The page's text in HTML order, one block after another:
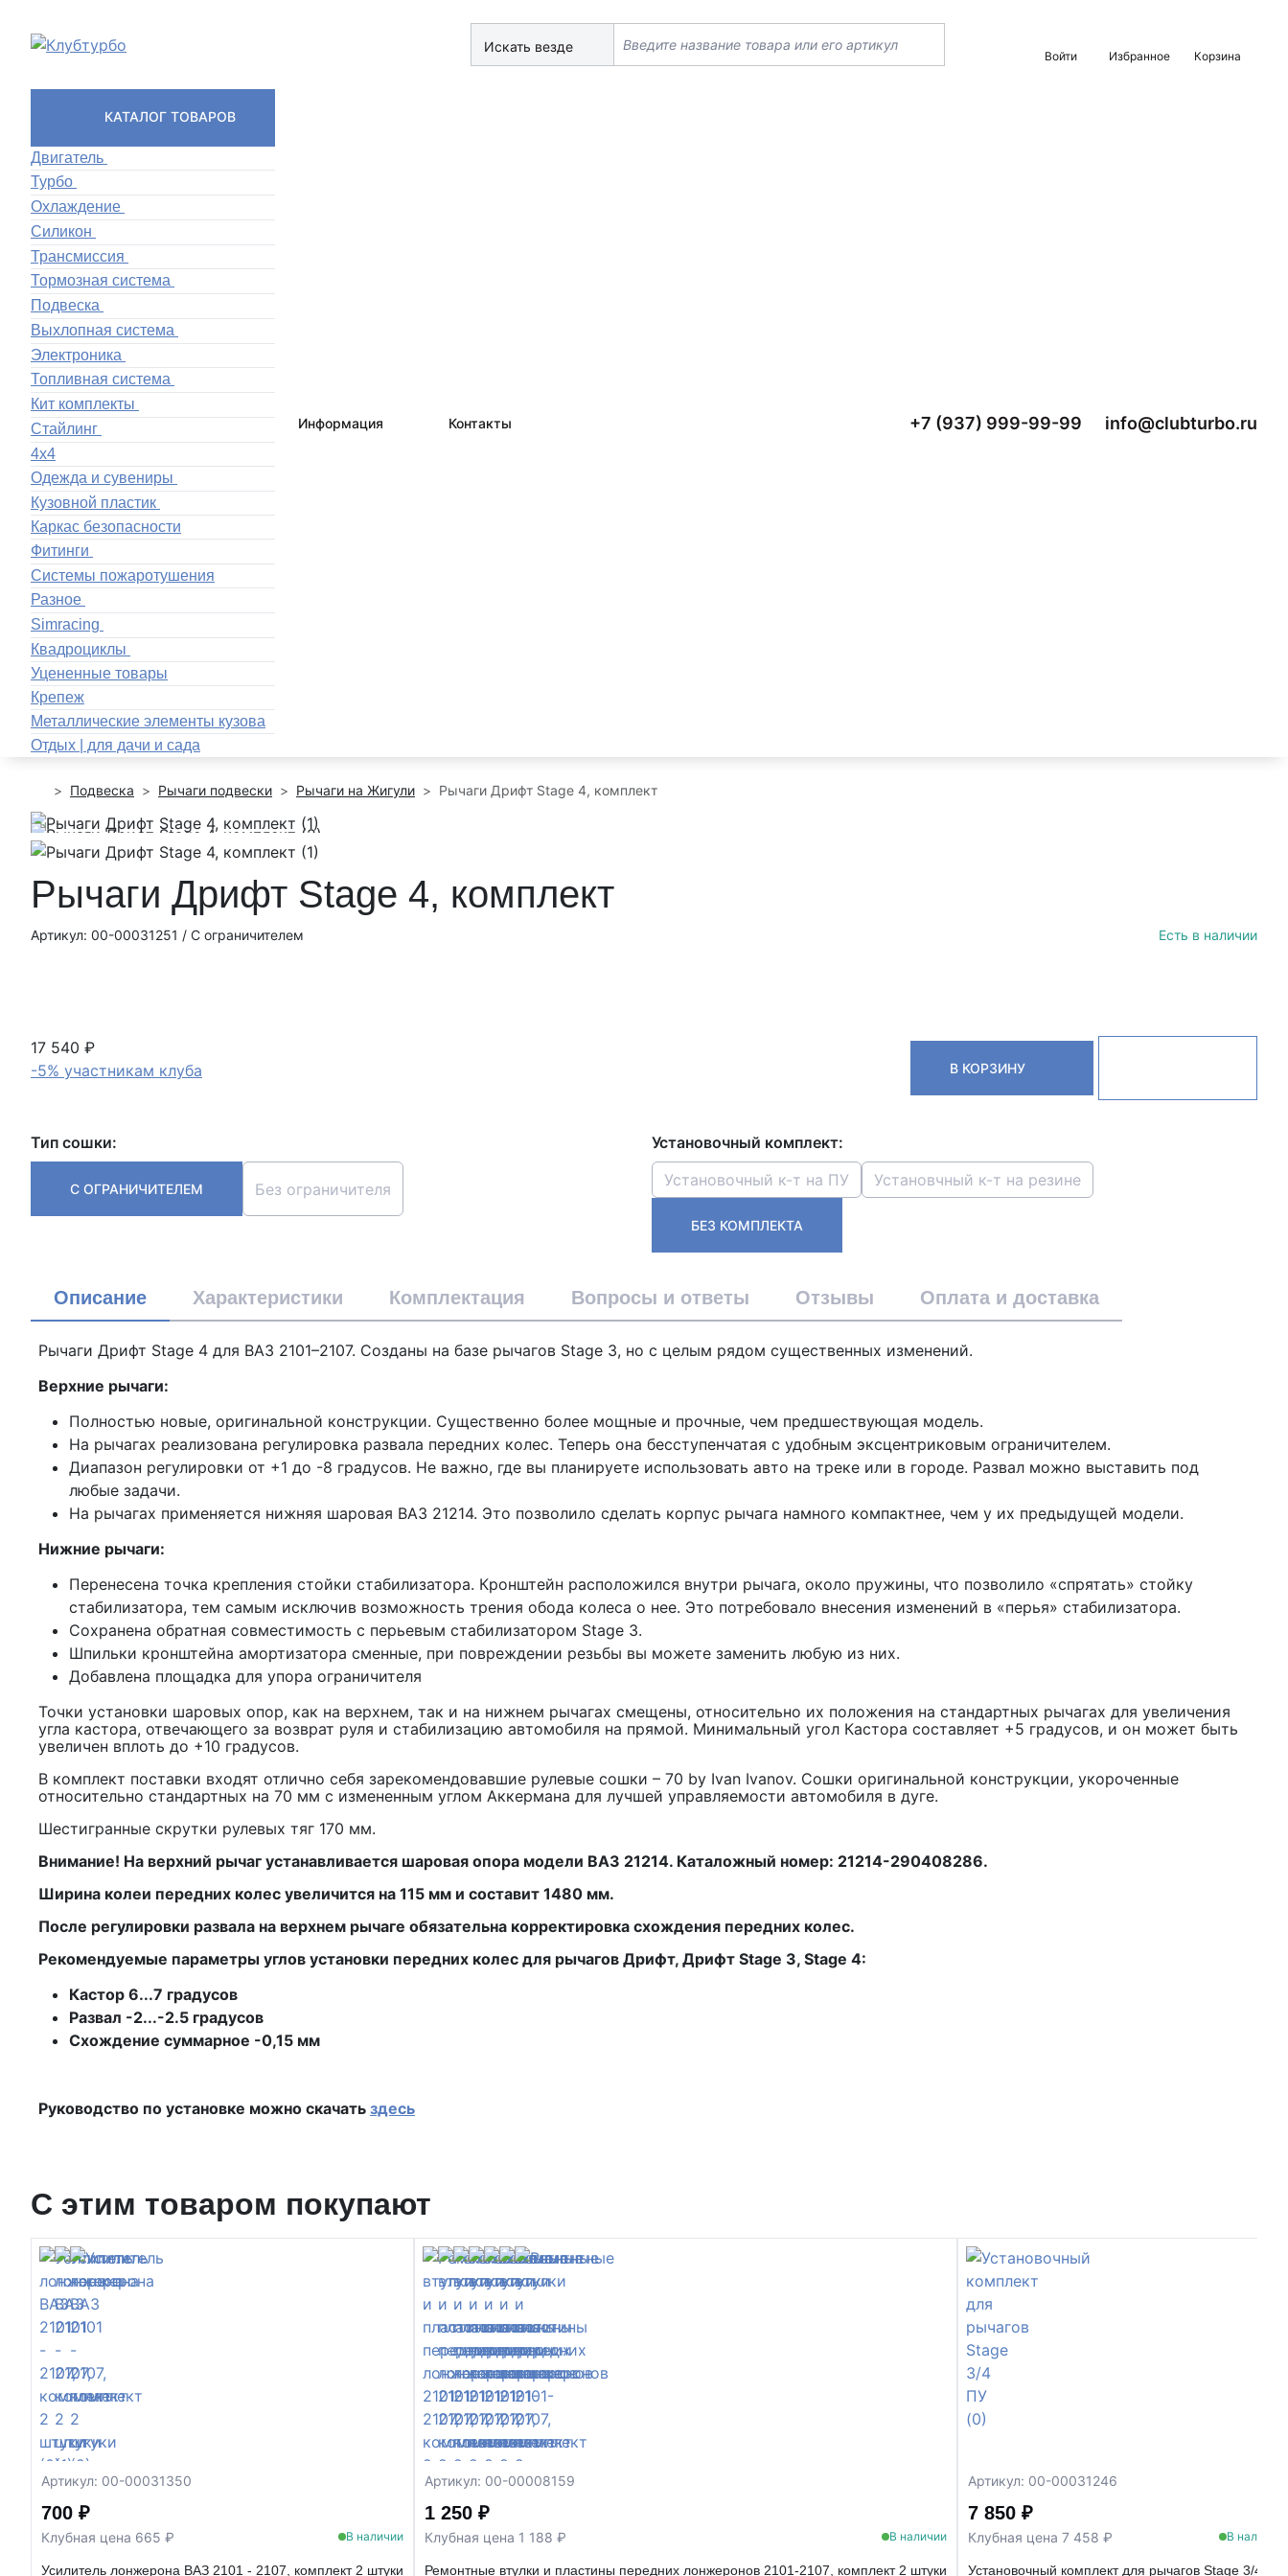
Искать везде
Войти Избранное Корзина
КАТАЛОГ ТОВАРОВ
Двигатель
Турбо
Охлаждение
Силикон
Трансмиссия
Тормозная система
Подвеска
Выхлопная система
Электроника
Топливная система
Кит комплекты
Стайлинг
4x4
Одежда и сувениры
Кузовной пластик
Каркас безопасности
Фитинги
Системы пожаротушения
Разное
Simracing
Квадроциклы
Уцененные товары
Крепеж
Металлические элементы кузова
Отдых | для дачи и сада
Информация Контакты +7 (937) 999-99-99 info@clubturbo.ru
Подвеска Рычаги подвески Рычаги на Жигули Рычаги Дрифт Stage 4, комплект
Рычаги Дрифт Stage 4, комплект
Артикул: 00-00031251 / С ограничителем Есть в наличии
17 540 ₽
-5% участникам клуба
В КОРЗИНУ
Тип сошки:
С ОГРАНИЧИТЕЛЕМ Без ограничителя
Установочный комплект:
Установочный к-т на ПУ
Установчный к-т на резине
БЕЗ КОМПЛЕКТА
Описание Характеристики Комплектация Вопросы и ответы Отзывы Оплата и доставка
Рычаги Дрифт Stage 4 для ВАЗ 2101–2107. Созданы на базе рычагов Stage 3, но с целым рядом существенных изменений.
Верхние рычаги:
Полностью новые, оригинальной конструкции. Существенно более мощные и прочные, чем предшествующая модель.
На рычагах реализована регулировка развала передних колес. Теперь она бесступенчатая с удобным эксцентриковым ограничителем.
Диапазон регулировки от +1 до -8 градусов. Не важно, где вы планируете использовать авто на треке или в городе. Развал можно выставить под
любые задачи.
На рычагах применяется нижняя шаровая ВАЗ 21214. Это позволило сделать корпус рычага намного компактнее, чем у их предыдущей модели.
Нижние рычаги:
Перенесена точка крепления стойки стабилизатора. Кронштейн расположился внутри рычага, около пружины, что позволило «спрятать» стойку
стабилизатора, тем самым исключив возможность трения обода колеса о нее. Это потребовало внесения изменений в «перья» стабилизатора.
Сохранена обратная совместимость с перьевым стабилизатором Stage 3.
Шпильки кронштейна амортизатора сменные, при повреждении резьбы вы можете заменить любую из них.
Добавлена площадка для упора ограничителя
Точки установки шаровых опор, как на верхнем, так и на нижнем рычагах смещены, относительно их положения на стандартных рычагах для увеличения
угла кастора, отвечающего за возврат руля и стабилизацию автомобиля на прямой. Минимальный угол Кастора составляет +5 градусов, и он может быть
увеличен вплоть до +10 градусов.
В комплект поставки входят отлично себя зарекомендовавшие рулевые сошки – 70 by Ivan Ivanov. Сошки оригинальной конструкции, укороченные
относительно стандартных на 70 мм с измененным углом Аккермана для лучшей управляемости автомобиля в дуге.
Шестигранные скрутки рулевых тяг 170 мм.
Внимание! На верхний рычаг устанавливается шаровая опора модели ВАЗ 21214. Каталожный номер: 21214-290408286.
Ширина колеи передних колес увеличится на 115 мм и составит 1480 мм.
После регулировки развала на верхнем рычаге обязательна корректировка схождения передних колес.
Рекомендуемые параметры углов установки передних колес для рычагов Дрифт, Дрифт Stage 3, Stage 4:
Кастор 6...7 градусов
Развал -2...-2.5 градусов
Схождение суммарное -0,15 мм
Руководство по установке можно скачать здесь
С этим товаром покупают
Артикул: 00-00031350
700 ₽
Клубная цена 665 ₽ В наличии
Усилитель лонжерона ВАЗ 2101 - 2107, комплект 2 штуки
Артикул: 00-00008159
1 250 ₽
Клубная цена 1 188 ₽ В наличии
Ремонтные втулки и пластины передних лонжеронов 2101-2107, комплект 2 штуки
Артикул: 00-00031246
7 850 ₽
Клубная цена 7 458 ₽ В наличии
Установочный комплект для рычагов Stage 3/4 ПУ